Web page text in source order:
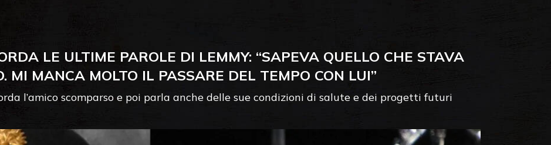
LE ULTIME PAROLE DI LEMMY: “SAPEVA QUELLO CHE STAVA
MI MANCA MOLTO IL PASSARE DEL TEMPO CON LUI”
l’amico scomparso e poi parla anche delle sue condizioni di salute e dei progetti futuri